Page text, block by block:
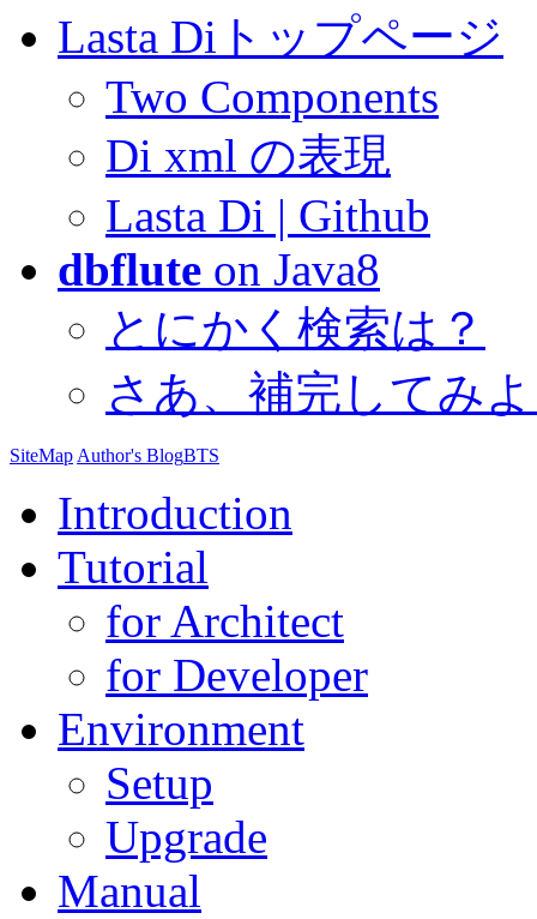
Lasta Diトップページ
Two Components
Di xml の表現
Lasta Di | Github
dbflute on Java8
とにかく検索は？
さあ、補完してみ
SiteMap Author's BlogBTS
Introduction
Tutorial
for Architect
for Developer
Environment
Setup
Upgrade
Manual